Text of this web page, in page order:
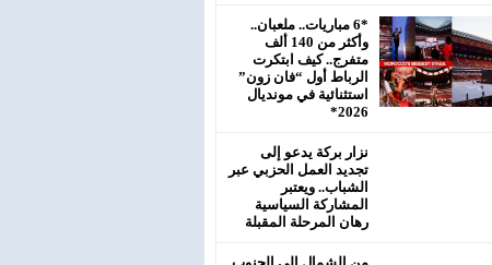
*6 مباريات.. ملعبان..
وأكثر من 140 ألف
متفرج.. كيف ابتكرت
الرباط أول “فان زون”
استثنائية في مونديال
2026*
نزار بركة يدعو إلى
تجديد العمل الحزبي عبر
الشباب.. ويعتبر
المشاركة السياسية
رهان المرحلة المقبلة